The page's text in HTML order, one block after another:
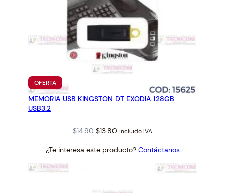
OFERTAPRODUCTO
EN
OFERTA
MEMORIA USB KINGSTON DT EXODIA 128GB
USB3.2
$14.90 Original
was:
$13.80 Current
is:
incluido IVA
¿Te interesa este producto? Contáctanos